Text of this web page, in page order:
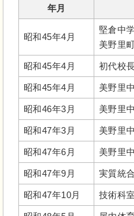
年月
昭和45年4月
堅倉中
美野里
昭和45年4月 初代校
昭和45年4月 美野里
昭和46年3月 美野里
昭和47年3月 美野里
昭和47年6月 美野里
昭和47年9月 実質統
昭和47年10月 技術科